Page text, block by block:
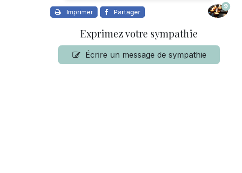
Imprimer Partager
9
Exprimez votre sympathie
Écrire un message de sympathie